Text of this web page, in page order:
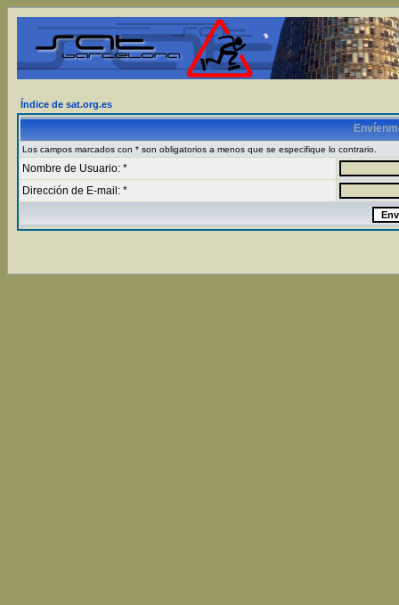
Índice de sat.org.es
Los campos marcados con * son obligatorios a menos que se especifique lo contrario.
Nombre de Usuario: *
Dirección de E-mail: *